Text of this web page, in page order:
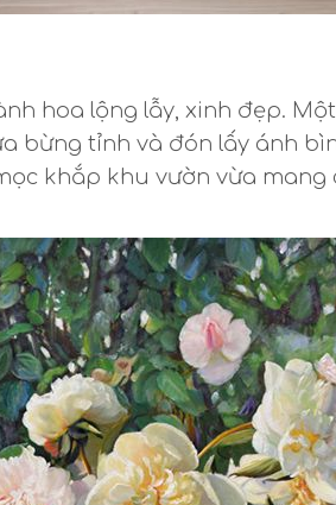
hoa lộng lẫy, xinh đẹp.
bừng tỉnh và đón lấy ánh
khắp khu vườn vừa